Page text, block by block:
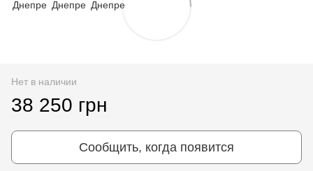
Нет в наличии
38 250 грн
Сообщить, когда появится